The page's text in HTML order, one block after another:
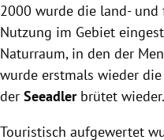
2000 wurde die land-
Nutzung im Gebiet
Naturraum, in den der
wurde erstmals wieder die
der Seeadlerbrütet wieder.
Touristisch aufgewertet